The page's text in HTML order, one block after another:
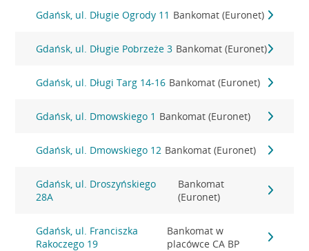
Gdańsk, ul. Długie Ogrody 11 Bankomat (Euronet)
Gdańsk, ul. Długie Pobrzeże 3 Bankomat (Euronet)
Gdańsk, ul. Długi Targ 14-16 Bankomat (Euronet)
Gdańsk, ul. Dmowskiego 1 Bankomat (Euronet)
Gdańsk, ul. Dmowskiego 12 Bankomat (Euronet)
Gdańsk, ul. Droszyńskiego
28A
Bankomat
(Euronet)
Gdańsk, ul. Franciszka
Rakoczego 19
Bankomat w
placówce CA BP